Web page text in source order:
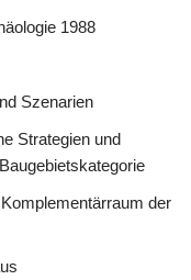
1988
Szenarien
Strategien und
der